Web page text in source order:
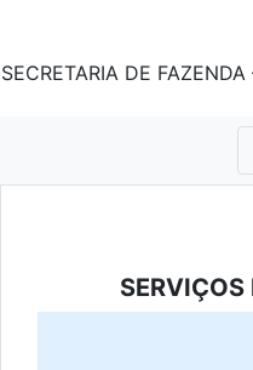
SECRETARIA DE
SERVIÇOS